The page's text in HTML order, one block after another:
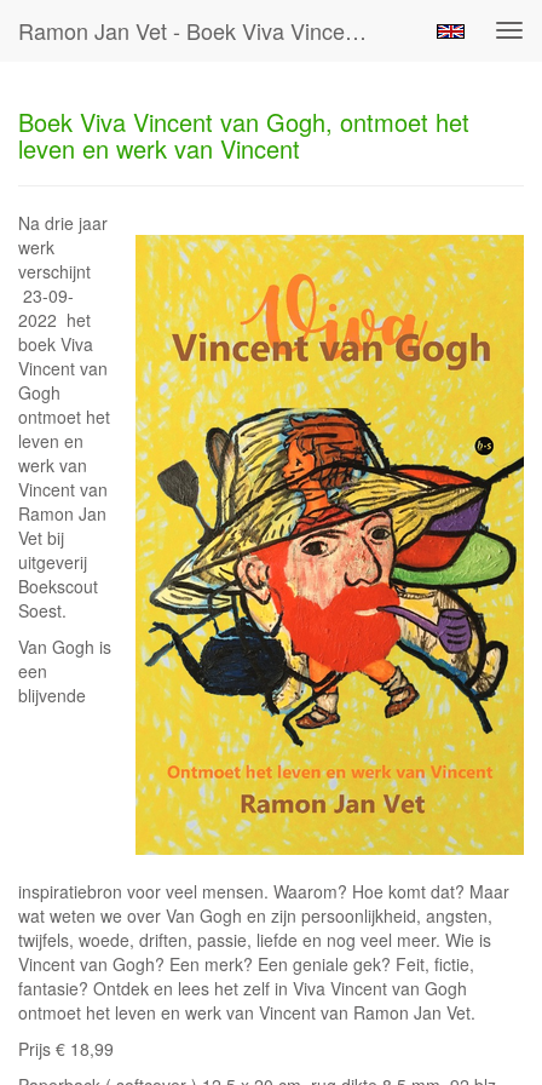
Ramon Jan Vet - Boek Viva Vincent Van Gogh, Ontmoet Het Leven En Werk Van Vincent
Boek Viva Vincent van Gogh, ontmoet het
leven en werk van Vincent
Na drie jaar
werk
verschijnt
23-09-
2022 het
boek Viva
Vincent van
Gogh
ontmoet het
leven en
werk van
Vincent van
Ramon Jan
Vet bij
uitgeverij
Boekscout
Soest.
Van Gogh is
een
blijvende
inspiratiebron voor veel mensen. Waarom? Hoe komt dat? Maar
wat weten we over Van Gogh en zijn persoonlijkheid, angsten,
twijfels, woede, driften, passie, liefde en nog veel meer. Wie is
Vincent van Gogh? Een merk? Een geniale gek? Feit, fictie,
fantasie? Ontdek en lees het zelf in Viva Vincent van Gogh
ontmoet het leven en werk van Vincent van Ramon Jan Vet.
Prijs € 18,99